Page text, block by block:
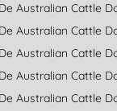
Australian Cattle
Australian Cattle
Australian Cattle
Australian Cattle
Australian Cattle